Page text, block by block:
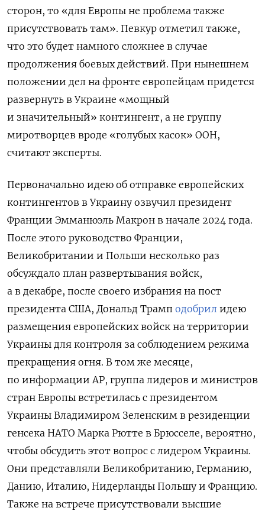
сторон, то «для Европы не проблема также
присутствовать там». Певкур отметил также,
что это будет намного сложнее в случае
продолжения боевых действий. При нынешнем
положении дел на фронте европейцам придется
развернуть в Украине «мощный
и значительный» контингент, а не группу
миротворцев вроде «голубых касок» ООН,
считают эксперты.
Первоначально идею об отправке европейских
контингентов в Украину озвучил президент
Франции Эмманюэль Макрон в начале 2024 года.
После этого руководство Франции,
Великобритании и Польши несколько раз
обсуждало план развертывания войск,
а в декабре, после своего избрания на пост
президента США, Дональд Трамп одобрил идею
размещения европейских войск на территории
Украины для контроля за соблюдением режима
прекращения огня. В том же месяце,
по информации AP, группа лидеров и министров
стран Европы встретилась с президентом
Украины Владимиром Зеленским в резиденции
генсека НАТО Марка Рютте в Брюсселе, вероятно,
чтобы обсудить этот вопрос с лидером Украины.
Они представляли Великобританию, Германию,
Данию, Италию, Нидерланды Польшу и Францию.
Также на встрече присутствовали высшие